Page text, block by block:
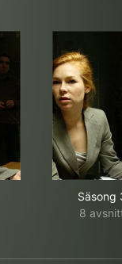
Säsong
8